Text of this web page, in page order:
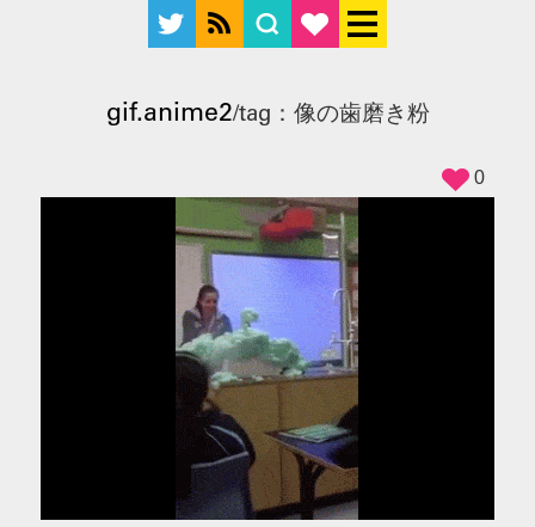
gif.anime2/tag：像の歯磨き粉
0